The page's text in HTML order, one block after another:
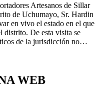
Artesanos de Sillar
de Uchumayo, Sr. Hardin
en vivo el estado en el que
distrito. De esta visita se
de la jurisdicción no…
WEB